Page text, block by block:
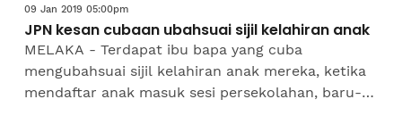
09 Jan 2019 05:00pm
JPN kesan cubaan ubahsuai sijil kelahiran anak
MELAKA - Terdapat ibu bapa yang cuba
mengubahsuai sijil kelahiran anak mereka, ketika
mendaftar anak masuk sesi persekolahan, baru-